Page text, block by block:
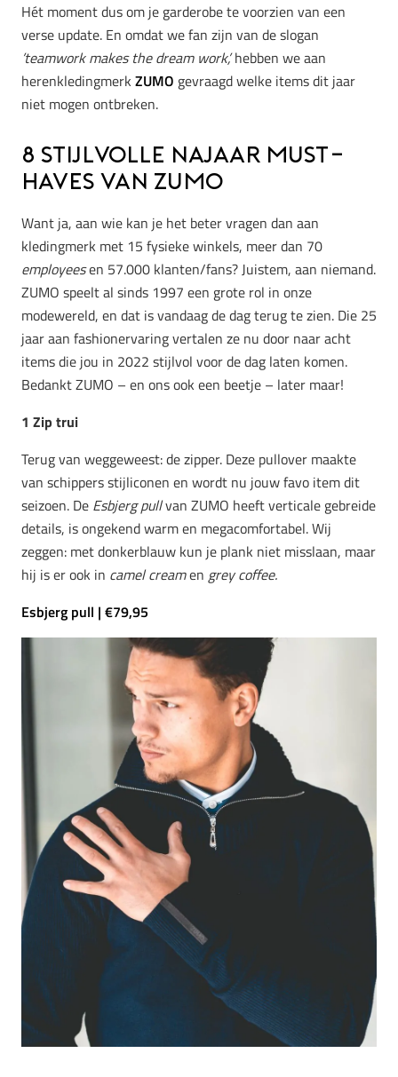
Hét moment dus om je garderobe te voorzien van een
verse update. En omdat we fan zijn van de slogan
’teamwork makes the dream work’,hebben we aan
herenkledingmerk ZUMO gevraagd welke items dit jaar
niet mogen ontbreken.
8 stijlvolle najaar must-
haves van ZUMO
Want ja, aan wie kan je het beter vragen dan aan
kledingmerk met 15 fysieke winkels, meer dan 70
employeesen 57.000 klanten/fans? Juistem, aan niemand.
ZUMO speelt al sinds 1997 een grote rol in onze
modewereld, en dat is vandaag de dag terug te zien. Die 25
jaar aan fashionervaring vertalen ze nu door naar acht
items die jou in 2022 stijlvol voor de dag laten komen.
Bedankt ZUMO – en ons ook een beetje – later maar!
1 Zip trui
Terug van weggeweest: de zipper. Deze pullover maakte
van schippers stijliconen en wordt nu jouw favo item dit
seizoen. De Esbjerg pullvan ZUMO heeft verticale gebreide
details, is ongekend warm en megacomfortabel. Wij
zeggen: met donkerblauw kun je plank niet misslaan, maar
hij is er ook in camel creamen grey coffee.
Esbjerg pull | €79,95